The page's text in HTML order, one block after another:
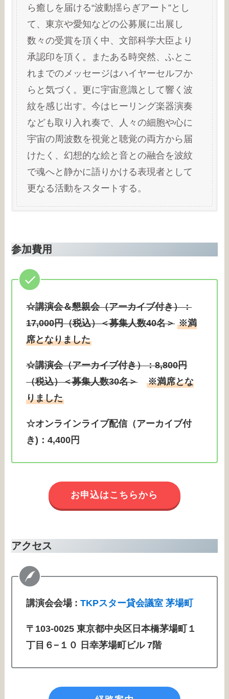
ら癒しを届ける“波動揺らぎアート”とし
て、東京や愛知などの公募展に出展し
数々の受賞を頂く中、文部科学大臣より
承認印を頂く。またある時突然、ふとこ
れまでのメッセージはハイヤーセルフか
らと気づく。更に宇宙意識として響く波
紋を感じ出す。今はヒーリング楽器演奏
なども取り入れ奏で、人々の細胞や心に
宇宙の周波数を視覚と聴覚の両方から届
けたく、幻想的な絵と音との融合を波紋
で魂へと静かに語りかける表現者として
更なる活動をスタートする。
参加費用
☆講演会＆懇親会（アーカイブ付き）：
17,000円（税込）＜募集人数40名＞ ※満
席となりました
☆講演会（アーカイブ付き）：8,800円
（税込）＜募集人数30名＞
※満席とな
りました
☆オンラインライブ配信（アーカイブ付
き)：4,400円
お申込はこちらから
アクセス
講演会会場 :TKPスター貸会議室 茅場町
〒103-0025 東京都中央区日本橋茅場町１
丁目６−１０ 日幸茅場町ビル 7階